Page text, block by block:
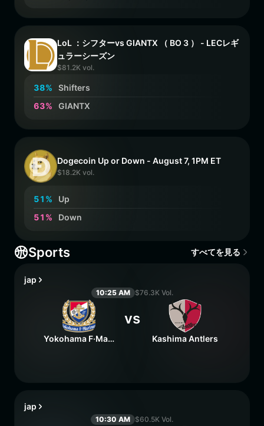
LoL ：シフターvs GIANTX （ BO 3 ） - LECレギ
ュラーシーズン
$81.2K vol.
38%
Shifters
63% GIANTX
Dogecoin Up or Down - August 7, 1PM ET
$18.2K vol.
51 %
Up
51 % Down
Sports すべてを見る
jap
10:25 AM $76.3K Vol.
Yokohama F·Marinos
vs
Kashima Antlers
jap
10:30 AM $60.5K Vol.